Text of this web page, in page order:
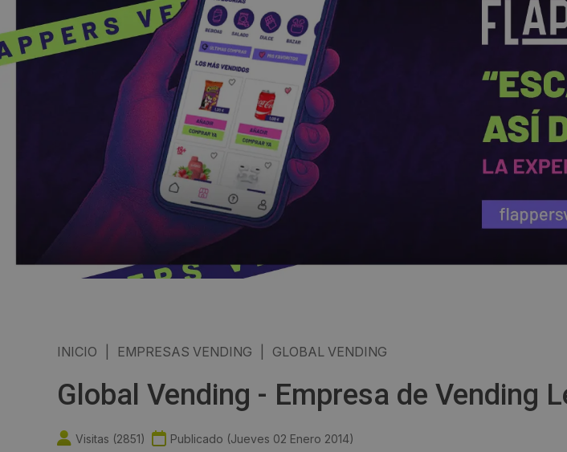
INICIO EMPRESAS VENDING GLOBAL VENDING
Global Vending - Empresa de Vending
Visitas (2851) Publicado (Jueves 02 Enero 2014)